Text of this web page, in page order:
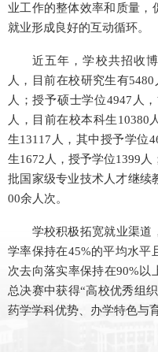
业工作的整体效率和质量，
就业形成良好的互动循环。
近五年，学校共招收
人，目前在校研究生有
人；授予硕士学位4947人
人，目前在校本科生10380
生13117人，其中授予学位
生1672人，授予学位1399
批国家级专业技术人才继续
00余人次。
学校积极拓宽就业渠道
学率保持在45%的平均水平
次去向落实率保持在90%以
总决赛中获得“高校优秀组
药学学科优势、办学特色与